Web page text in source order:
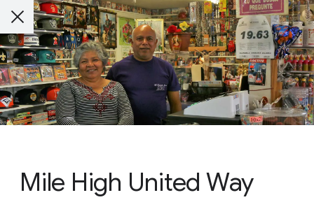
Mile High United Way